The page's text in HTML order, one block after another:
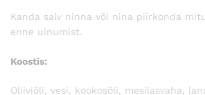
Kanda salv ninna või nina piirkonda
enne uinumist.
Koostis:
Oliiviõli, vesi, kookosõli, mesilasvaha,